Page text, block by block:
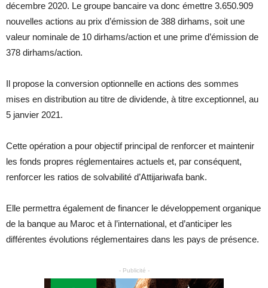
décembre 2020. Le groupe bancaire va donc émettre 3.650.909
nouvelles actions au prix d’émission de 388 dirhams, soit une
valeur nominale de 10 dirhams/action et une prime d’émission de
378 dirhams/action.
Il propose la conversion optionnelle en actions des sommes
mises en distribution au titre de dividende, à titre exceptionnel, au
5 janvier 2021.
Cette opération a pour objectif principal de renforcer et maintenir
les fonds propres réglementaires actuels et, par conséquent,
renforcer les ratios de solvabilité d’Attijariwafa bank.
Elle permettra également de financer le développement organique
de la banque au Maroc et à l’international, et d’anticiper les
différentes évolutions réglementaires dans les pays de présence.
- Publicité -